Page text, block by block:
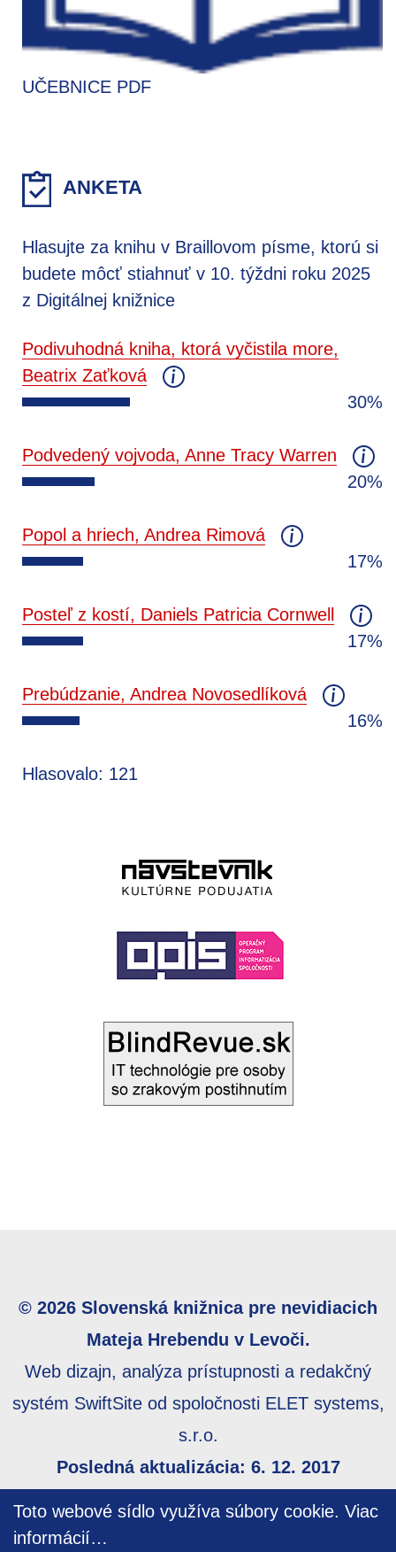
Toto webové sídlo využíva súbory cookie. Viac
informácií…
UČEBNICE PDF
ANKETA
Hlasujte za knihu v Braillovom písme, ktorú si
budete môcť stiahnuť v 10. týždni roku 2025
z Digitálnej knižnice
Podivuhodná kniha, ktorá vyčistila more,
Beatrix Zaťková
30%
Podvedený vojvoda, Anne Tracy Warren
20%
Popol a hriech, Andrea Rimová
17%
Posteľ z kostí, Daniels Patricia Cornwell
17%
Prebúdzanie, Andrea Novosedlíková
16%
Hlasovalo: 121
© 2026 Slovenská knižnica pre nevidiacich
Mateja Hrebendu v Levoči.
Web dizajn, analýza prístupnosti a redakčný
systém SwiftSite od spoločnosti ELET systems,
s.r.o.
Posledná aktualizácia: 6. 12. 2017
prístupnosti